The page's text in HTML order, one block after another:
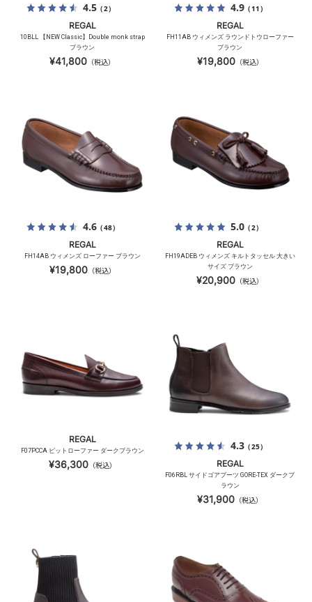
4.5（2）
REGAL
10BLL 【NEW Classic】Double monk strap
ブラウン
¥41,800 （税込）
4.9（11）
REGAL
FH11AB ウィメンズ ラウンドトウローファー
ブラウン
¥19,800（税込）
4.6（48）
REGAL
FH14AB ウィメンズ ローファー ブラウン
¥19,800（税込）
5.0（2）
REGAL
FH19ADEB ウィメンズ キルトタッセル 大きい
サイズ ブラウン
¥20,900 （税込）
REGAL
F07PCCA ビットローファー ダークブラウン
¥36,300（税込）
4.3（25）
REGAL
F06RBL サイドゴアブーツ GORE-TEX ダークブ
ラウン
¥31,900 （税込）